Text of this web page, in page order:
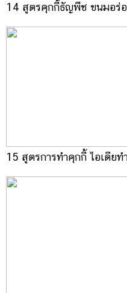
14 สูตรคุกกี้ธัญพืช ขนมอร่
15 สูตรการทำคุกกี้ ไอเดีย